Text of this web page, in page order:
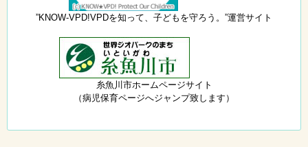
”KNOW-VPD!VPDを知って、子どもを守ろう。”運営サイト
糸魚川市ホームページサイト
（病児保育ページへジャンプ致します）